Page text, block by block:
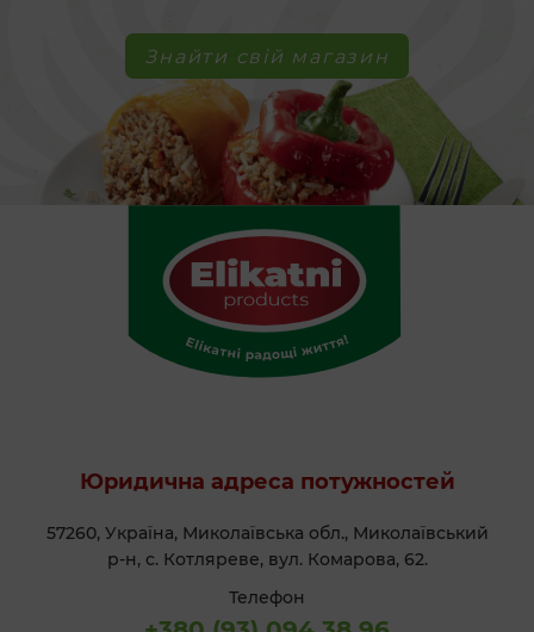
Знайти свій магазин
Юридична адреса потужностей
57260, Україна, Миколаївська обл., Миколаївський
р-н, с. Котляреве, вул. Комарова, 62.
Телефон